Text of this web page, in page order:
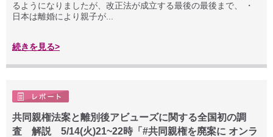
るようになりましたが、改正法が成立する最後の最後まで、 ・
日本は離婚により親子が...
続きを見る>
共同親権法案と離別後アビューズに関する全国初の調
査 解説 5/14(火)21~22時「#共同親権を廃案に オンラ